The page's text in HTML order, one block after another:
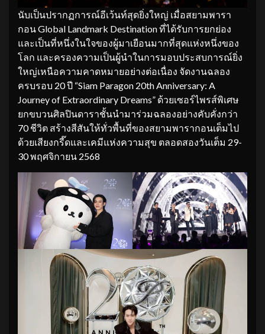
นับเป็นปรากฏการณ์อีเว้นท์สุดยิ่งใหญ่ เมื่อสยามพารา
กอน Global Landmark Destination ที่ได้รับการยกย่อง
และเป็นที่หนึ่งในใจของผู้มาเยือนมากที่สุดแห่งหนึ่งของ
โลก และครองความเป็นผู้นำในการมอบประสบการณ์ยิ่ง
ใหญ่เหนือความคาดหมายอย่างต่อเนื่อง จัดงานฉลอง
ครบรอบ 20 ปี “Siam Paragon 20th Anniversary: A
Journey of Extraordinary Dreams” ด้วยเซอร์ไพรส์พิเศษ
ยกขบวนศิลปินดาราชั้นนำมาร่วมฉลองอย่างคับคั่งกว่า
70 ชีวิต สร้างสีสันให้ทั่วพื้นที่ของสยามพารากอนเต็มไป
ด้วยเสียงกรี๊ดและเคมีแห่งความสุข ตลอดสองวันเต็ม 29-
30 พฤศจิกายน 2568